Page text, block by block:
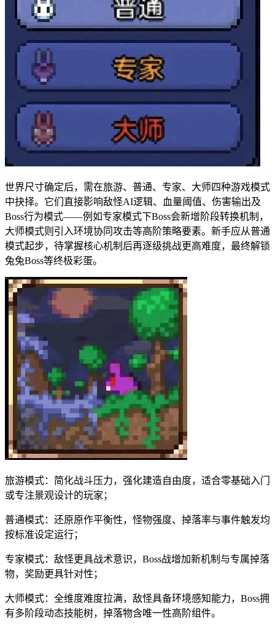
世界尺寸确定后，需在旅游、普通、专家、大师四种游戏模式
中抉择。它们直接影响敌怪AI逻辑、血量阈值、伤害输出及
Boss行为模式——例如专家模式下Boss会新增阶段转换机制，
大师模式则引入环境协同攻击等高阶策略要素。新手应从普通
模式起步，待掌握核心机制后再逐级挑战更高难度，最终解锁
兔兔Boss等终极彩蛋。
旅游模式：简化战斗压力，强化建造自由度，适合零基础入门
或专注景观设计的玩家；
普通模式：还原原作平衡性，怪物强度、掉落率与事件触发均
按标准设定运行；
专家模式：敌怪更具战术意识，Boss战增加新机制与专属掉落
物，奖励更具针对性；
大师模式：全维度难度拉满，敌怪具备环境感知能力，Boss拥
有多阶段动态技能树，掉落物含唯一性高阶组件。